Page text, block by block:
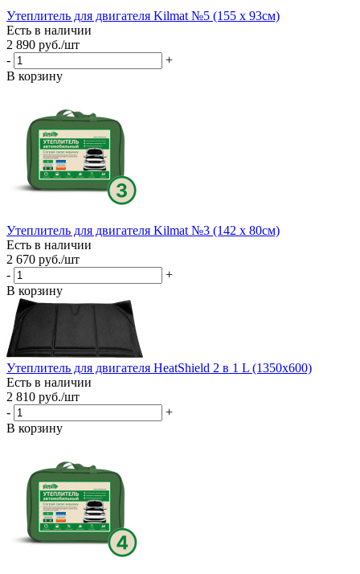
Утеплитель для двигателя Kilmat №5 (155 х 93см)
Есть в наличии
2 890 руб./шт
-
+
В корзину
Утеплитель для двигателя Kilmat №3 (142 х 80см)
Есть в наличии
2 670 руб./шт
-
+
В корзину
Утеплитель для двигателя HeatShield 2 в 1 L (1350х600)
Есть в наличии
2 810 руб./шт
-
+
В корзину